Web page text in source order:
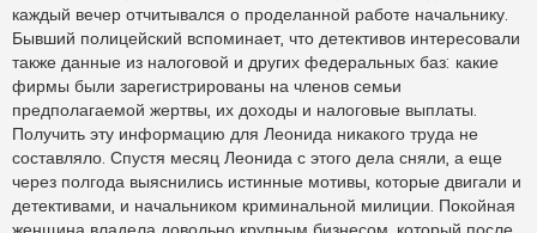
каждый вечер отчитывался о проделанной работе начальнику.
Бывший полицейский вспоминает, что детективов интересовали
также данные из налоговой и других федеральных баз: какие
фирмы были зарегистрированы на членов семьи
предполагаемой жертвы, их доходы и налоговые выплаты.
Получить эту информацию для Леонида никакого труда не
составляло. Спустя месяц Леонида с этого дела сняли, а еще
через полгода выяснились истинные мотивы, которые двигали и
детективами, и начальником криминальной милиции. Покойная